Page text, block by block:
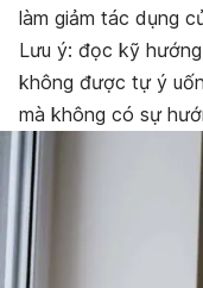
làm giảm tác dụng
Lưu ý: đọc kỹ
không được tự ý
mà không có sự